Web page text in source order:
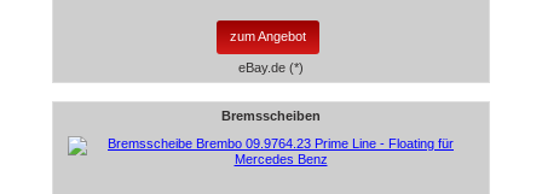
zum Angebot
eBay.de (*)
Bremsscheiben